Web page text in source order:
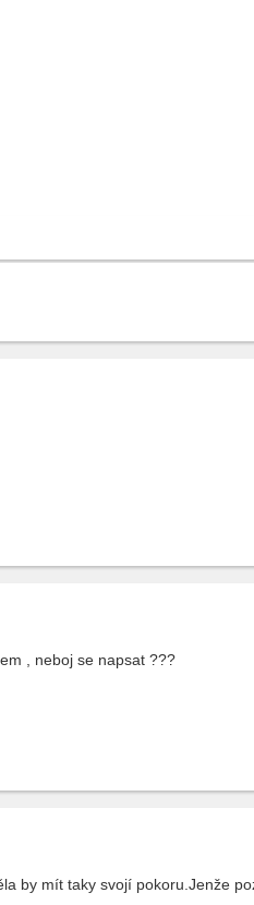
, neboj se napsat ???
by mít taky svojí pokoru.Jenže